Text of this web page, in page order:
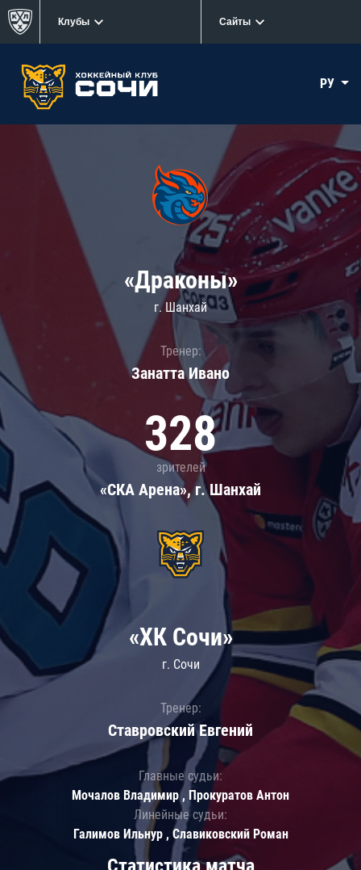
Клубы Сайты
РУ
«Драконы»
г. Шанхай
Тренер:
Занатта Иванo
328
зрителей
«СКА Арена», г. Шанхай
«ХК Сочи»
г. Сочи
Тренер:
Ставровский Евгений
Главные судьи:
Мочалов Владимир , Прокуратов Антон
Линейные судьи:
Галимов Ильнур , Славиковский Роман